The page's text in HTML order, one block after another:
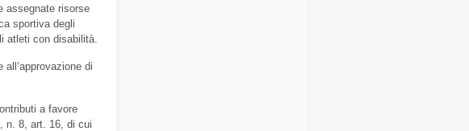
assegnate risorse
sportiva degli
atleti con disabilità.
di
a favore
n. 8, art. 16, di cui